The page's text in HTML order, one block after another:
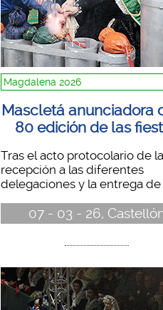
Magdalena 2026
Mascletá anunciadora
80 edición de las
Tras el acto protocolario de la
recepción a las diferentes
delegaciones y la entrega de
07 - 03 - 26,